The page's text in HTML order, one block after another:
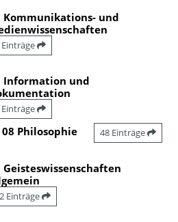
Kommunikations- und
Information und
08 Philosophie 48 Einträge
Geisteswissenschaften
Einträge